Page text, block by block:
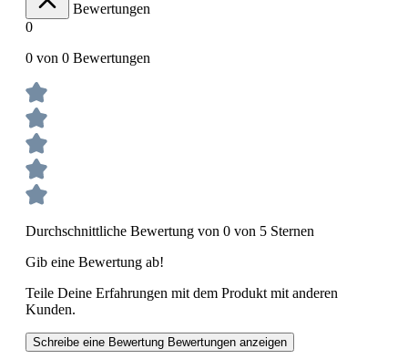
Bewertungen
0
0 von 0 Bewertungen
Durchschnittliche Bewertung von 0 von 5 Sternen
Gib eine Bewertung ab!
Teile Deine Erfahrungen mit dem Produkt mit anderen
Kunden.
Schreibe eine Bewertung Bewertungen anzeigen